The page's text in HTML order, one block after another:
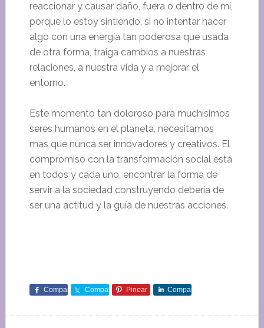
reaccionar y causar daño, fuera o dentro de mí,
porque lo estoy sintiendo, si no intentar hacer
algo con una energía tan poderosa que usada
de otra forma, traiga cambios a nuestras
relaciones, a nuestra vida y a mejorar el
entorno.
Este momento tan doloroso para muchísimos
seres humanos en el planeta, necesitamos
mas que nunca ser innovadores y creativos. El
compromiso con la transformación social está
en todos y cada uno, encontrar la forma de
servir a la sociedad construyendo debería de
ser una actitud y la guía de nuestras acciones.
Comparte Comparte Pinear Comparte